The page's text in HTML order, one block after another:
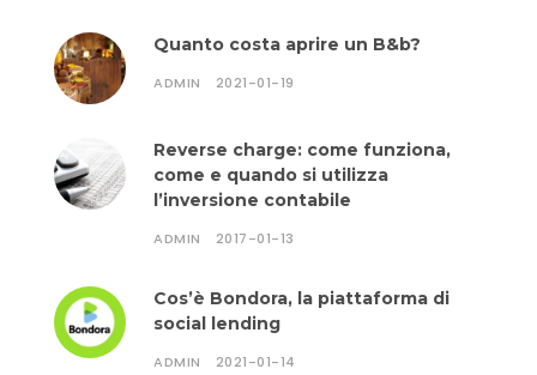
Quanto costa aprire un B&b?
ADMIN 2021-01-19
Reverse charge: come funziona,
come e quando si utilizza
l’inversione contabile
ADMIN 2017-01-13
Cos’è Bondora, la piattaforma di
social lending
ADMIN 2021-01-14